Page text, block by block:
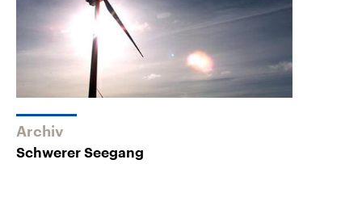
Archiv
Schwerer Seegang